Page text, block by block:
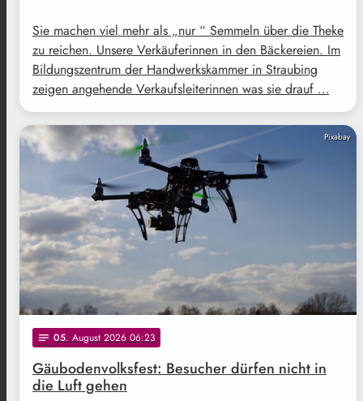
Sie machen viel mehr als „nur “ Semmeln über die Theke
zu reichen. Unsere Verkäuferinnen in den Bäckereien. Im
Bildungszentrum der Handwerkskammer in Straubing
zeigen angehende Verkaufsleiterinnen was sie drauf …
Pixabay
notes 05. August 2026 06:23
Gäubodenvolksfest: Besucher dürfen nicht in
die Luft gehen